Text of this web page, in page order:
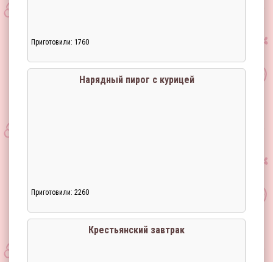
Приготовили: 1760
Нарядный пирог с курицей
Приготовили: 2260
Крестьянский завтрак